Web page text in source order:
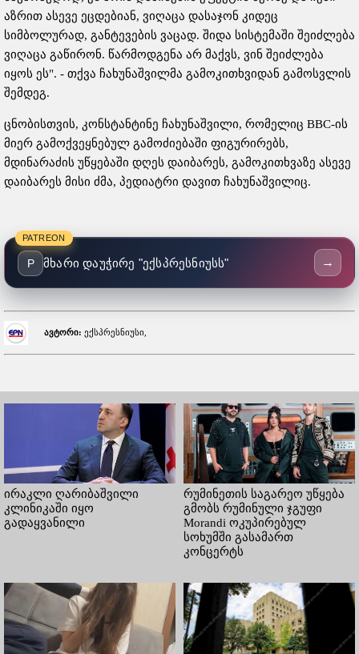
აზრით ასევე ეცდებიან, ვიღაცა დასაჯონ კიდეც
სიმბოლურად, განტევების ვაცად. შიდა სისტემაში შეიძლება
ვიღაცა გაწირონ. წარმოდგენა არ მაქვს, ვინ შეიძლება
იყოს ეს". - თქვა ჩახუნაშვილმა გამოკითხვიდან გამოსვლის
შემდეგ.
ცნობისთვის, კონსტანტინე ჩახუნაშვილი, რომელიც BBC-ის
მიერ გამოქვეყნებულ გამოძიებაში ფიგურირებს,
მდინარაძის უწყებაში დღეს დაიბარეს, გამოკითხვაზე ასევე
დაიბარეს მისი ძმა, პედიატრი დავით ჩახუნაშვილიც.
PATREON
P მხარი დაუჭირე "ექსპრესნიუსს" →
ავტორი: ექსპრესნიუსი,
ირაკლი ღარიბაშვილი
კლინიკაში იყო
გადაყვანილი
რუმინეთის საგარეო უწყება
გმობს რუმინული ჯგუფი
Morandi ოკუპირებულ
სოხუმში გასამართ
კონცერტს